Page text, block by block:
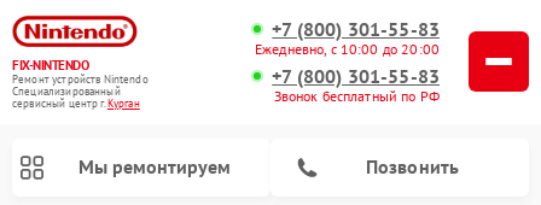
FIX-NINTENDO
Ремонт устройств Nintendo
Специализированный
cервисный центр г.Курган
+7 (800) 301-55-83
Ежедневно, с 10:00 до 20:00
+7 (800) 301-55-83
Звонок бесплатный по РФ
Мы ремонтируем Позвонить